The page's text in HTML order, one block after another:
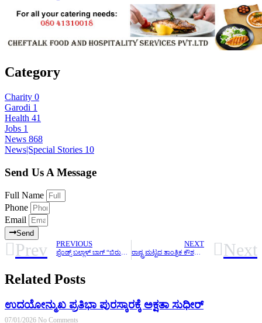
Category
Charity 0
Garodi 1
Health 41
Jobs 1
News 868
News|Special Stories 10
Send Us A Message
Full Name
Phone
Email
Send
Prev PREVIOUS NEXT
ರಾಷ್ಟ್ರಮಟ್ಟದ ತಾಂತ್ರಿಕ ಕೌಶಲ ಸ್ಪರ್ಧೆ ಮಂಗಳೂರಿನ ರಾಘವೇಂದ್ರ ಪೂಜಾರಿ ಚಿನ್ನದ ಪದಕ Next
Related Posts
ಉದಯೋನ್ಮುಖ ಪ್ರತಿಭಾ ಪುರಸ್ಕಾರಕ್ಕೆ ಅಕ್ಷತಾ ಸುಧೀರ್
07/01/2026 No Comments